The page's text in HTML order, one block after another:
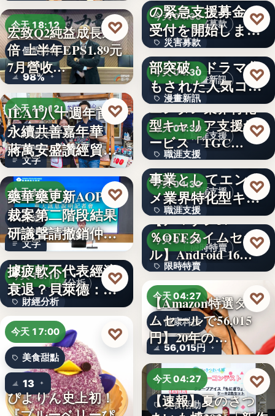
今天 18:12
個股財報
98%
宏致Q2純益成長近1
倍 上半年EPS1.89元
7月營收…
♡
今天 18:12
永續共善
文字
IEAT八十週年首辦
永續共善嘉年華
蔣萬安盛讚經貿公
益打…
♡
今天 18:11
財經
文字
藥華藥更新AOP仲
裁案第二階段結果
研議聲請撤銷仲裁
判斷
♡
財經分析
今天 18:10
財經分析
文字
美國7月非農就業數
據疲軟不代表經濟
衰退？貝萊德：AI
正讓…
♡
今天 17:00
美食甜點
13
ぴよりん史上初！
♡
60
災害募款
今天 04:30
災害募款
文字
の緊急支援募金の
受付を開始しまし
た
♡
漫畫新訊
今天 04:30
漫畫新訊
文字
シリーズ累計40万
部突破・ドラマ化
もされた人気コミ
ック！…
♡
職涯支援
今天 04:30
職涯支援
330,000
エンタメ業界特化
型キャリア支援サ
ービス「TGC…
♡
職涯支援
今天 04:30
職涯支援
文字
W TOKYO、新規
事業としてエンタ
メ業界特化型キャ
リア…
♡
限時特賣
今天 04:29
限時特賣
15,800円
【アマゾン37
％OFFタイムセー
ル】Android 16…
♡
今天 04:27
健康科技
56,015円
【Amazon特選タイ
ムセールで56,015
円】20年の…
♡
今天 04:27
美食活動
【速報】夏のさつ
♡